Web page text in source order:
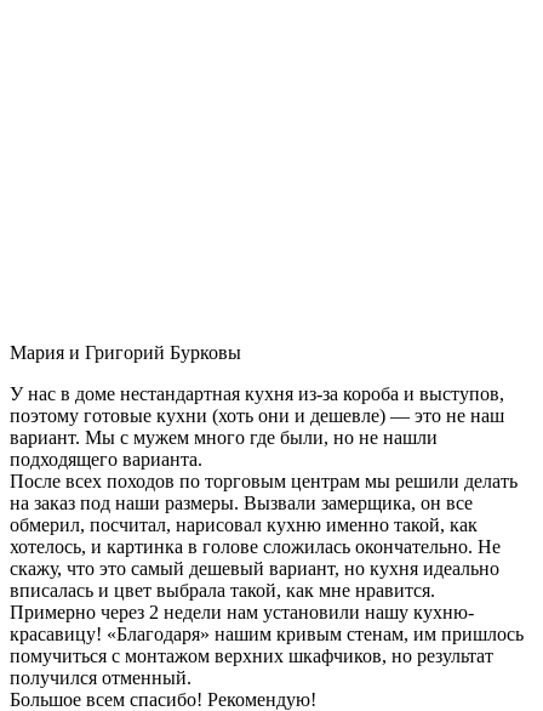
Мария и Григорий Бурковы
У нас в доме нестандартная кухня из-за короба и выступов,
поэтому готовые кухни (хоть они и дешевле) — это не наш
вариант. Мы с мужем много где были, но не нашли
подходящего варианта.
После всех походов по торговым центрам мы решили делать
на заказ под наши размеры. Вызвали замерщика, он все
обмерил, посчитал, нарисовал кухню именно такой, как
хотелось, и картинка в голове сложилась окончательно. Не
скажу, что это самый дешевый вариант, но кухня идеально
вписалась и цвет выбрала такой, как мне нравится.
Примерно через 2 недели нам установили нашу кухню-
красавицу! «Благодаря» нашим кривым стенам, им пришлось
помучиться с монтажом верхних шкафчиков, но результат
получился отменный.
Большое всем спасибо! Рекомендую!